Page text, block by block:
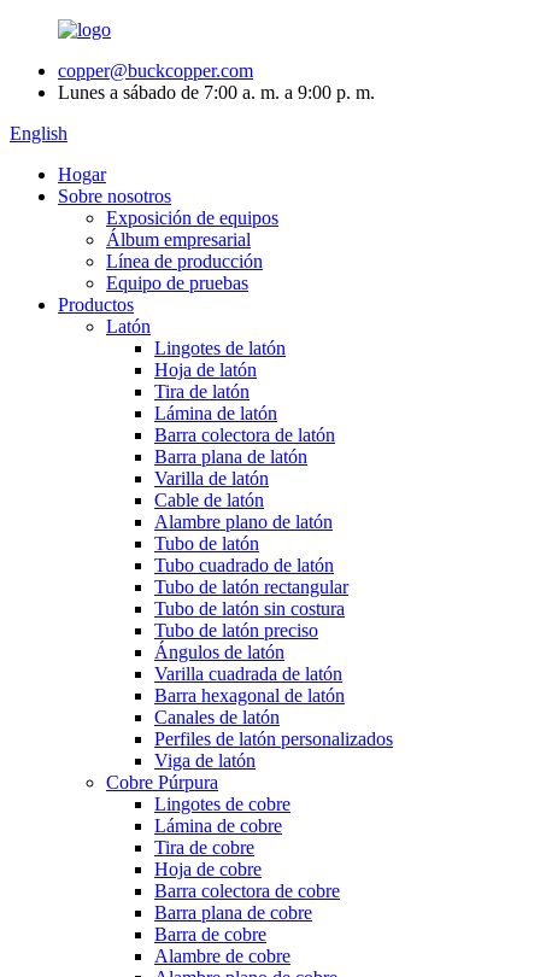
copper@buckcopper.com
Lunes a sábado de 7:00 a. m. a 9:00 p. m.
English
Hogar
Sobre nosotros
Exposición de equipos
Álbum empresarial
Línea de producción
Equipo de pruebas
Productos
Latón
Lingotes de latón
Hoja de latón
Tira de latón
Lámina de latón
Barra colectora de latón
Barra plana de latón
Varilla de latón
Cable de latón
Alambre plano de latón
Tubo de latón
Tubo cuadrado de latón
Tubo de latón rectangular
Tubo de latón sin costura
Tubo de latón preciso
Ángulos de latón
Varilla cuadrada de latón
Barra hexagonal de latón
Canales de latón
Perfiles de latón personalizados
Viga de latón
Cobre Púrpura
Lingotes de cobre
Lámina de cobre
Tira de cobre
Hoja de cobre
Barra colectora de cobre
Barra plana de cobre
Barra de cobre
Alambre de cobre